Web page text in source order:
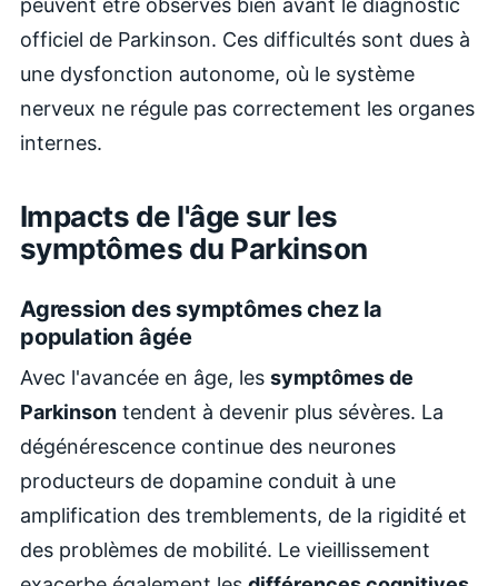
officiel de Parkinson. Ces difficultés sont dues à
une dysfonction autonome, où le système
nerveux ne régule pas correctement les organes
internes.
Impacts de l'âge sur les
symptômes du Parkinson
Agression des symptômes chez la
population âgée
Avec l'avancée en âge, les symptômes de
Parkinson tendent à devenir plus sévères. La
dégénérescence continue des neurones
producteurs de dopamine conduit à une
amplification des tremblements, de la rigidité et
des problèmes de mobilité. Le vieillissement